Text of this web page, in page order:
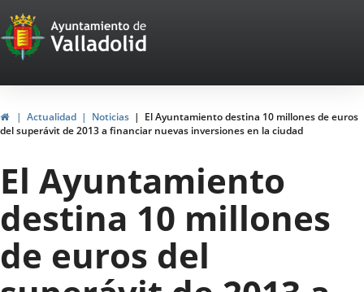
Portal
Web
del
Ayuntamiento
de
Valladolid
HomeActualidad Noticias
El Ayuntamiento destina 10 millones de euros
del superávit de 2013 a financiar nuevas inversiones en la ciudad
El Ayuntamiento
destina 10 millones
de euros del